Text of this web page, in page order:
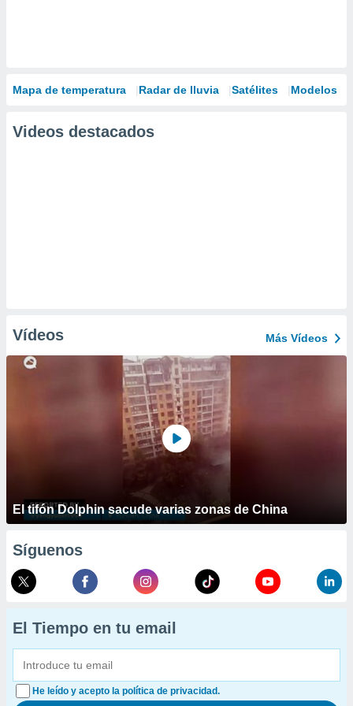
Mapa de temperatura Radar de lluvia Satélites Modelos
Videos destacados
Vídeos Más Vídeos
El tifón Dolphin sacude varias zonas de China
Síguenos
El Tiempo en tu email
He leído y acepto la política de privacidad.